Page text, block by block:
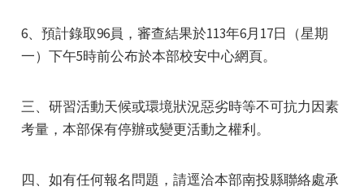
6、預計錄取96員，審查結果於113年6月17日（星期
一）下午5時前公布於本部校安中心網頁。
三、研習活動天候或環境狀況惡劣時等不可抗力因素
考量，本部保有停辦或變更活動之權利。
四、如有任何報名問題，請逕洽本部南投縣聯絡處承